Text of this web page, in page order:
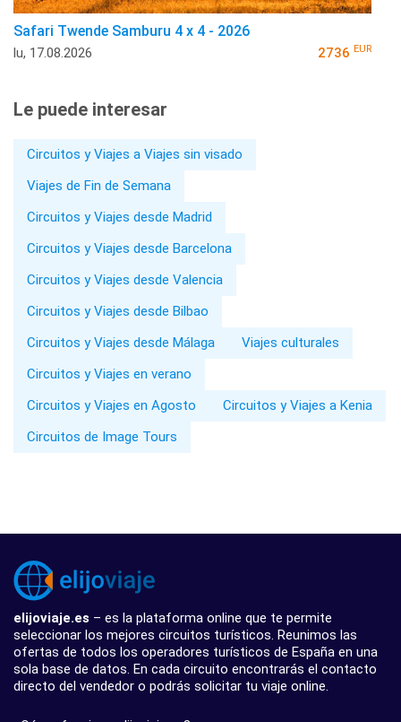
Safari Twende Samburu 4 x 4 - 2026
lu, 17.08.2026 2736 EUR
Le puede interesar
Circuitos y Viajes a Viajes sin visado
Viajes de Fin de Semana
Circuitos y Viajes desde Madrid
Circuitos y Viajes desde Barcelona
Circuitos y Viajes desde Valencia
Circuitos y Viajes desde Bilbao
Circuitos y Viajes desde Málaga
Viajes culturales
Circuitos y Viajes en verano
Circuitos y Viajes en Agosto
Circuitos y Viajes a Kenia
Circuitos de Image Tours
elijoviaje.es – es la plataforma online que te permite
seleccionar los mejores circuitos turísticos. Reunimos las
ofertas de todos los operadores turísticos de España en una
sola base de datos. En cada circuito encontrarás el contacto
directo del vendedor o podrás solicitar tu viaje online.